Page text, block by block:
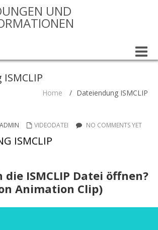
UND
Toggle
Home / Dateiendung ISMCLIP
ADMIN VIDEODATEI NO COMMENTS YET
ISMCLIP
die ISMCLIP Datei öffnen?
Animation Clip)